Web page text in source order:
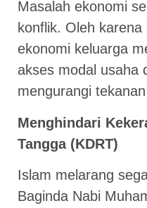
Masalah ekonomi
konflik. Oleh
ekonomi keluarga
akses modal usaha
mengurangi
Menghindari
Tangga (KDRT)
Islam melarang
Baginda Nabi